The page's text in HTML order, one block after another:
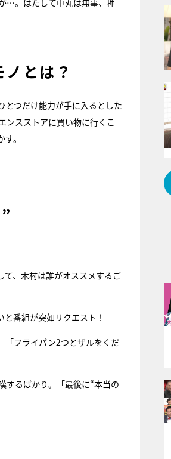
…。はたして中丸は無事、押
とは？
とつだけ能力が手に入るとした
ンスストアに買い物に行くこ
。
て、木村は誰がオススメするご
番組が突如リクエスト！
「フライパン2つとザルをくだ
するばかり。「最後に“本当の